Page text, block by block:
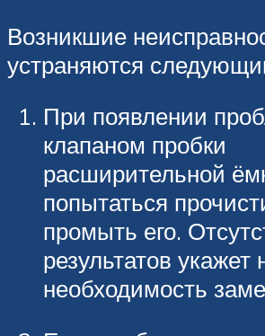
Возникшие
устраняются
При появлении
клапаном пробки
расширительной
попытаться
промыть его.
результатов укажет
необходимость